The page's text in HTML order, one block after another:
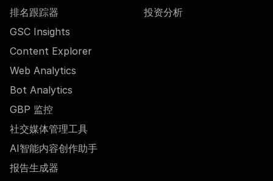
排名跟踪器
GSC Insights
Content Explorer
Web Analytics
Bot Analytics
GBP 监控
社交媒体管理工具
AI智能内容创作助手
报告生成器
投资分析